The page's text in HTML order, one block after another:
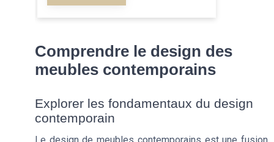
Comprendre le design des
meubles contemporains
Explorer les fondamentaux du design
contemporain
Le design de meubles contemporains est une fusion